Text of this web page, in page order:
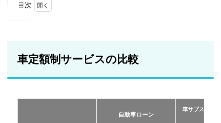
目次
ビス
の比
おす
車定額制サービスの比較
自動車ローン
車サブスクリ